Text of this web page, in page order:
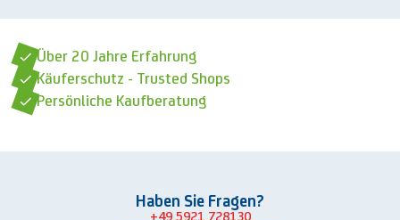
Über 20 Jahre Erfahrung
Käuferschutz - Trusted Shops
Persönliche Kaufberatung
Haben Sie Fragen?
+49 5921 728130